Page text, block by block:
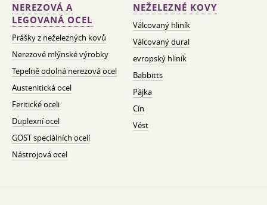
NEREZOVÁ A
LEGOVANÁ OCEL
Prášky z neželezných kovů
Nerezové mlýnské výrobky
Tepelně odolná nerezová ocel
Austenitická ocel
Feritické oceli
Duplexní ocel
GOST speciálních ocelí
Nástrojová ocel
NEŽELEZNÉ KOVY
Válcovaný hliník
Válcovaný dural
evropský hliník
Babbitts
Pájka
Cín
Vést